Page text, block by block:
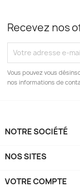
Recevez nos
Vous pouvez vous
nos informations de
NOTRE SOCIÉTÉ
NOS SITES
VOTRE COMPTE